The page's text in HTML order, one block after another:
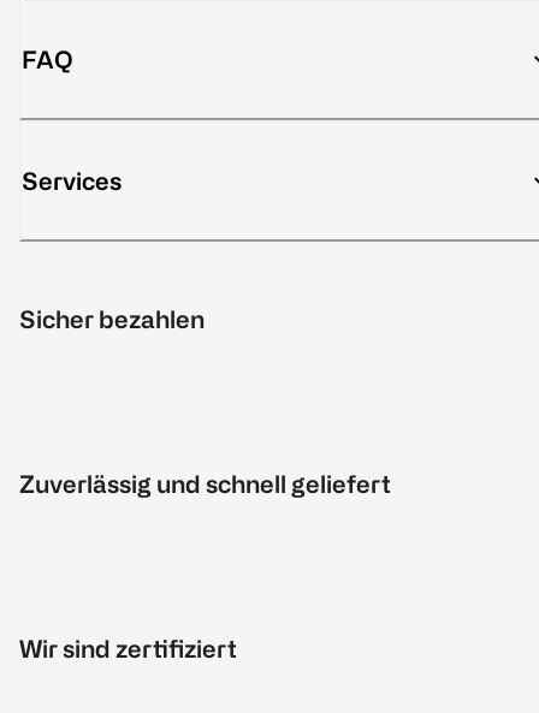
FAQ
Services
Sicher bezahlen
Zuverlässig und schnell geliefert
Wir sind zertifiziert